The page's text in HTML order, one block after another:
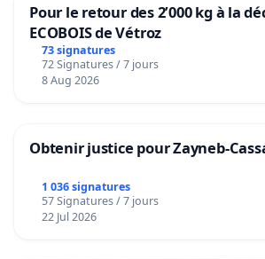
Pour le retour des 2’000 kg à la
ECOBOIS de Vétroz
73 signatures
72 Signatures / 7 jours
8 Aug 2026
Obtenir justice pour Zayneb-
1 036 signatures
57 Signatures / 7 jours
22 Jul 2026